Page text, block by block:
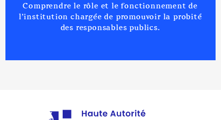
Comprendre le rôle et le fonctionnement de
l’institution chargée de promouvoir la probité
des responsables publics.